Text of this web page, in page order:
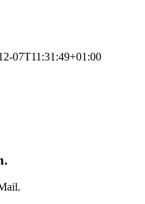
07T11:31:49+01:00